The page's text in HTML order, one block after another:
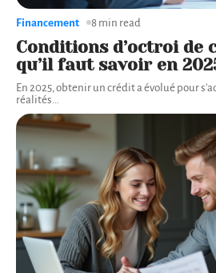
Conditions d’octroi de
qu’il faut savoir en
En 2025, obtenir un crédit a évolué pour
réalités
Financement 8 min read